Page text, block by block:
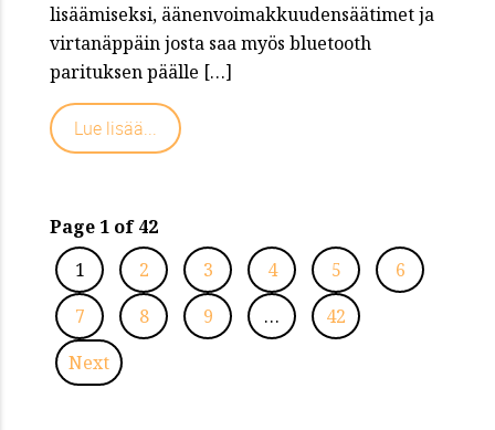
lisäämiseksi, äänenvoimakkuudensäätimet ja
virtanäppäin josta saa myös bluetooth
parituksen päälle […]
Lue lisää...
Page 1 of 42
1
2 3 4 5
6
7
8 9 …
42
Next